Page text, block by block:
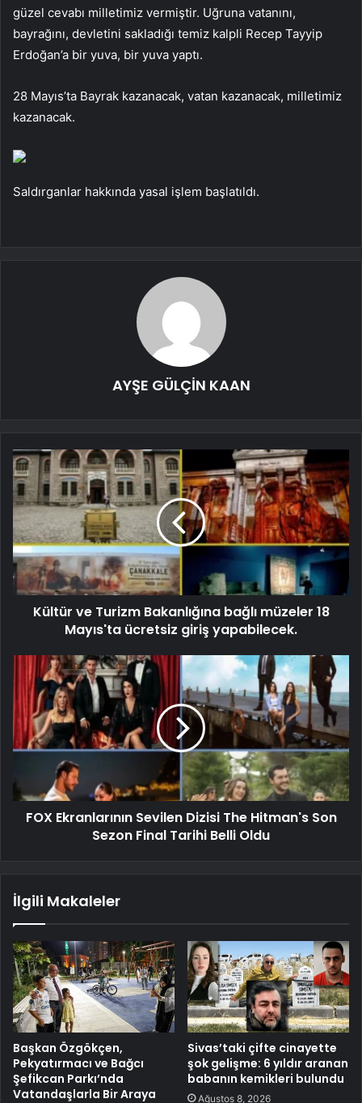
güzel cevabı milletimiz vermiştir. Uğruna vatanını,
bayrağını, devletini sakladığı temiz kalpli Recep Tayyip
Erdoğan’a bir yuva, bir yuva yaptı.
28 Mayıs’ta Bayrak kazanacak, vatan kazanacak, milletimiz
kazanacak.
Saldırganlar hakkında yasal işlem başlatıldı.
AYŞE GÜLÇİN KAAN
Kültür ve Turizm Bakanlığına bağlı müzeler 18
Mayıs'ta ücretsiz giriş yapabilecek.
FOX Ekranlarının Sevilen Dizisi The Hitman's Son
Sezon Final Tarihi Belli Oldu
İlgili Makaleler
Başkan Özgökçen,
Pekyatırmacı ve Bağcı
Şefikcan Parkı’nda
Vatandaşlarla Bir Araya
Sivas’taki çifte cinayette
şok gelişme: 6 yıldır aranan
babanın kemikleri bulundu
Ağustos 8, 2026